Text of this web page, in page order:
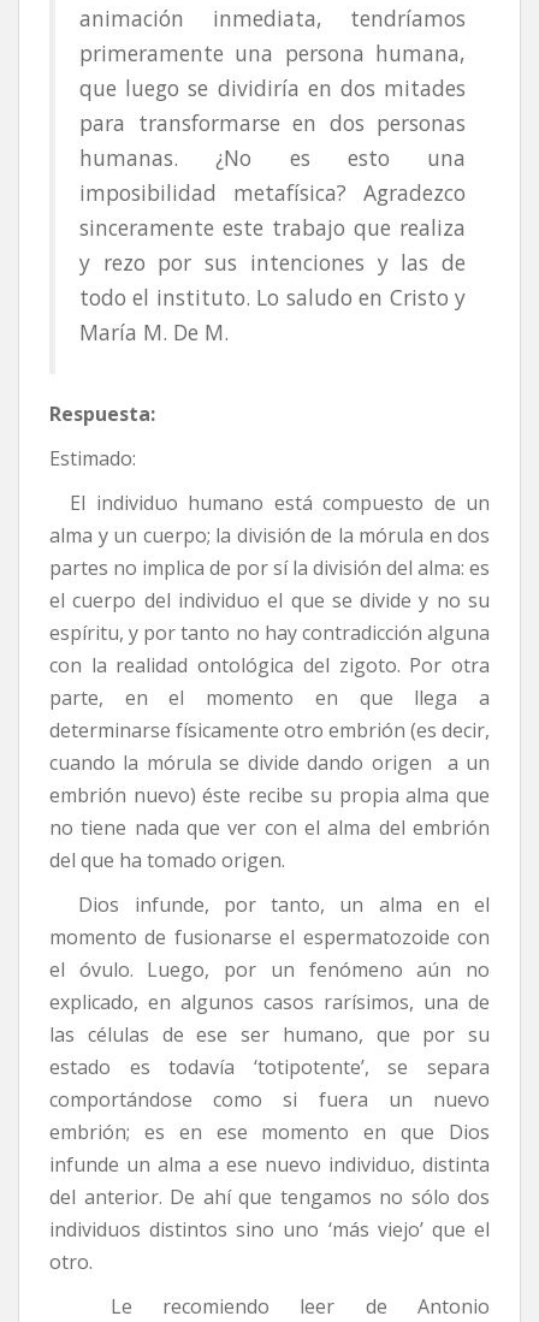
animación inmediata, tendríamos
primeramente una persona humana,
que luego se dividiría en dos mitades
para transformarse en dos personas
humanas. ¿No es esto una
imposibilidad metafísica? Agradezco
sinceramente este trabajo que realiza
y rezo por sus intenciones y las de
todo el instituto. Lo saludo en Cristo y
María M. De M.
Respuesta:
Estimado:
El individuo humano está compuesto de un
alma y un cuerpo; la división de la mórula en dos
partes no implica de por sí la división del alma: es
el cuerpo del individuo el que se divide y no su
espíritu, y por tanto no hay contradicción alguna
con la realidad ontológica del zigoto. Por otra
parte, en el momento en que llega a
determinarse físicamente otro embrión (es decir,
cuando la mórula se divide dando origen a un
embrión nuevo) éste recibe su propia alma que
no tiene nada que ver con el alma del embrión
del que ha tomado origen.
Dios infunde, por tanto, un alma en el
momento de fusionarse el espermatozoide con
el óvulo. Luego, por un fenómeno aún no
explicado, en algunos casos rarísimos, una de
las células de ese ser humano, que por su
estado es todavía ‘totipotente’, se separa
comportándose como si fuera un nuevo
embrión; es en ese momento en que Dios
infunde un alma a ese nuevo individuo, distinta
del anterior. De ahí que tengamos no sólo dos
individuos distintos sino uno ‘más viejo’ que el
otro.
Le recomiendo leer de Antonio